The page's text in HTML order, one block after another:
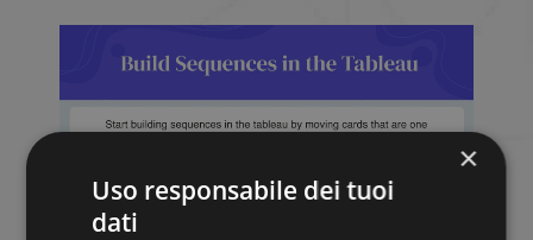
×
Uso responsabile dei tuoi
dati